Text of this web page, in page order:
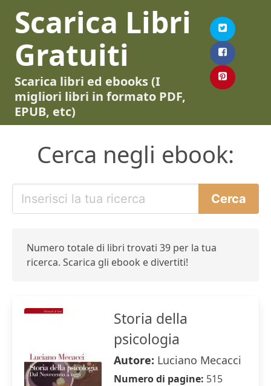
Scarica Libri
Gratuiti
Scarica libri ed ebooks (I
migliori libri in formato PDF,
EPUB, etc)
Cerca negli ebook:
Numero totale di libri trovati 39 per la tua
ricerca. Scarica gli ebook e divertiti!
Storia della
psicologia
Autore: Luciano Mecacci
Numero di pagine: 515